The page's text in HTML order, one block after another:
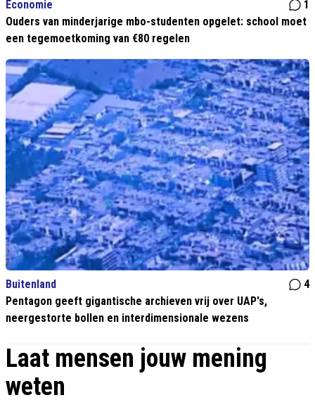
Economie
1
Ouders van minderjarige mbo-studenten opgelet: school moet
een tegemoetkoming van €80 regelen
Buitenland
4
Pentagon geeft gigantische archieven vrij over UAP's,
neergestorte bollen en interdimensionale wezens
Laat mensen jouw mening
weten